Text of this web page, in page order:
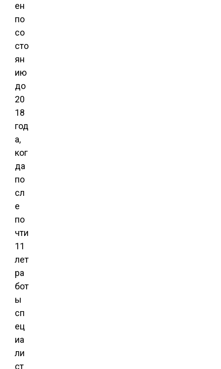
ен
по
со
сто
ян
ию
до
20
18
год
а,
ког
да
по
сл
е
по
чти
11
лет
ра
бот
ы
сп
ец
иа
ли
ст